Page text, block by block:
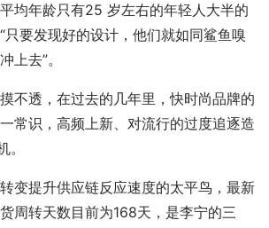
均年龄只有25 岁左右的年轻人大半的
只要发现好的设计，他们就如同鲨鱼嗅
上去”。
不透，在过去的几年里，快时尚品牌的
常识，高频上新、对流行的过度追逐造
。
变提升供应链反应速度的太平鸟，最新
周转天数目前为168天，是李宁的三